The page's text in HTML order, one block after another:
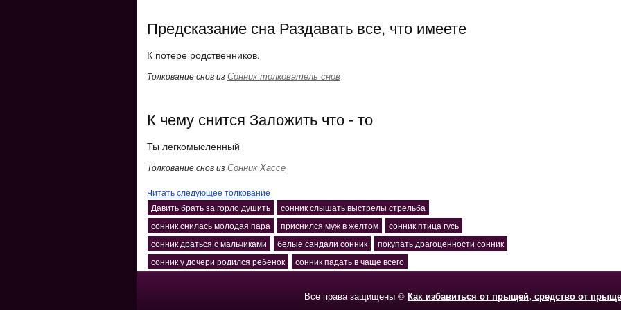
Предсказание сна Раздавать все, что имеете
К потере родственников.
Толкование снов изСонник толкователь снов
К чему снится Заложить что - то
Ты легкомысленный
Толкование снов изСонник Хассе
Читать следующее толкование
Давить брать за горло душить
сонник слышать выстрелы стрельба
сонник снилась молодая пара
приснился муж в желтом
сонник птица гусь
сонник драться с мальчиками
белые сандали сонник
покупать драгоценности сонник
сонник у дочери родился ребенок
сонник падать в чаще всего
Все права защищены © Как избавиться от прыщей, средство от